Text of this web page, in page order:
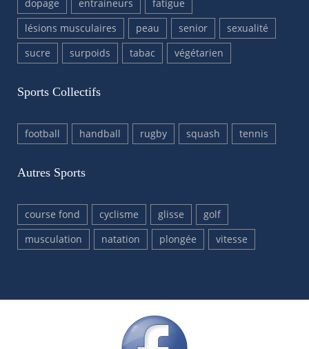
dopage
entraineurs
fatigue
lésions musculaires
peau senior
sexualité
sucre
surpoids tabac végétarien
Sports Collectifs
football handball rugby squash tennis
Autres Sports
course fond cyclisme glisse
golf
musculation
natation plongée vitesse